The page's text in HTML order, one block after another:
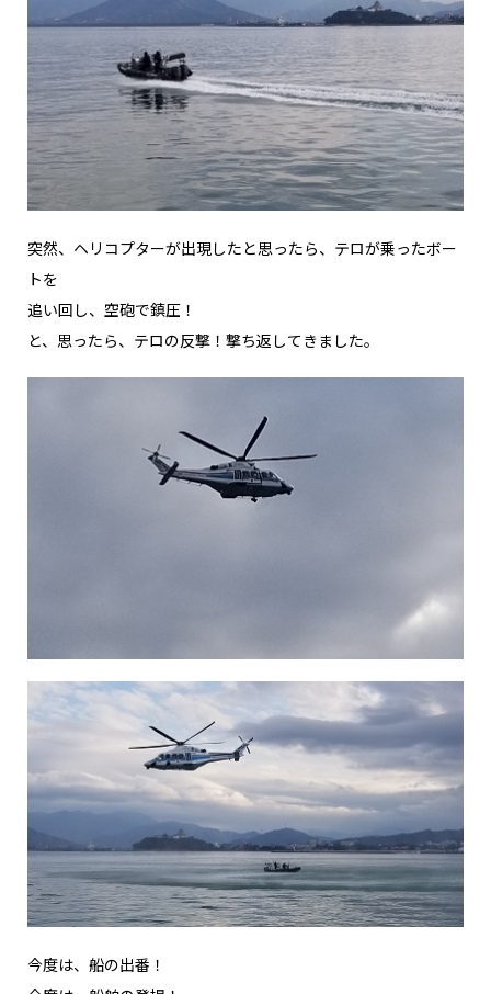
突然、ヘリコプターが出現したと思ったら、テロが乗ったボー
トを
追い回し、空砲で鎮圧！
と、思ったら、テロの反撃！撃ち返してきました。
今度は、船の出番！